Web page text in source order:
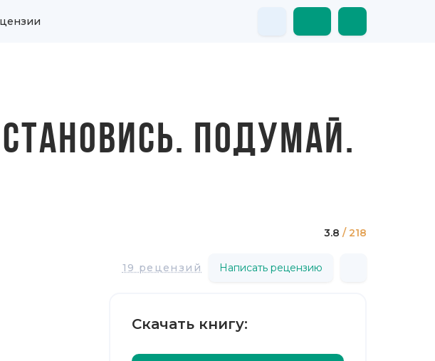
ПОДУМАЙ.
3.8 / 218
19 рецензий Написать рецензию
Скачать книгу: